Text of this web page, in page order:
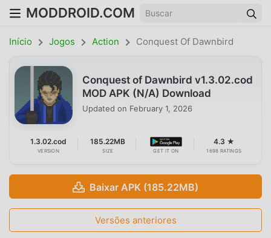
MODDROID.COM
Início Jogos Action Conquest Of Dawnbird
Conquest of Dawnbird v1.3.02.cod
MOD APK (N/A) Download
Updated on February 1, 2026
1.3.02.cod
VERSION
185.22MB
SIZE GET IT ON
4.3 ★
1698 RATINGS
Baixar APK (185.22MB)
Versões anteriores